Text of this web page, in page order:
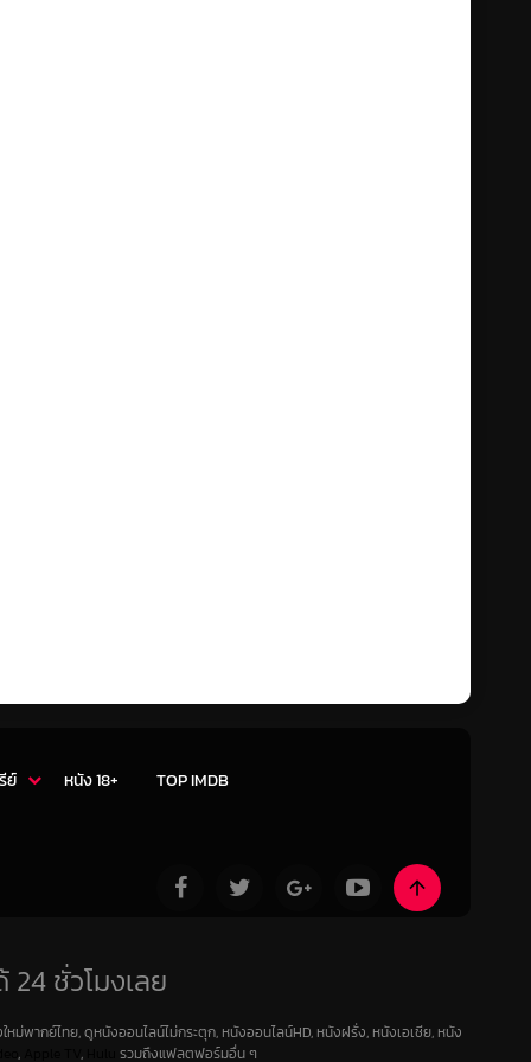
ย์ หนัง 18+ TOP IMDB
ชั่วโมงเลย
พากย์ไทย, ดูหนังออนไลน์ไม่กระตุก, หนังออนไลน์HD, หนังฝรั่ง, หนังเอเชีย, หนัง
, , รวมถึงแฟลตฟอร์มอื่น ๆ